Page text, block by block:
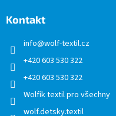
Kontakt
info@wolf-textil.cz
+420 603 530 322
+420 603 530 322
Wolfík textil pro všechny
wolf.detsky.textil